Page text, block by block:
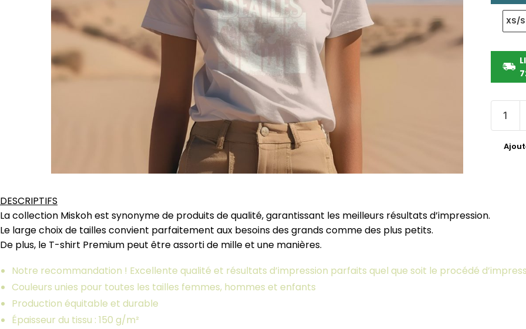
XS/S
DESCRIPTIFS
La collection Miskoh est synonyme de produits de qualité, garantissant les meilleurs résultats d’impression.
Le large choix de tailles convient parfaitement aux besoins des grands comme des plus petits.
De plus, le T-shirt Premium peut être assorti de mille et une manières.
Notre recommandation ! Excellente qualité et résultats d’impression parfaits quel que soit le procédé
Couleurs unies pour toutes les tailles femmes, hommes et enfants
Production équitable et durable
Épaisseur du tissu : 150 g/m²